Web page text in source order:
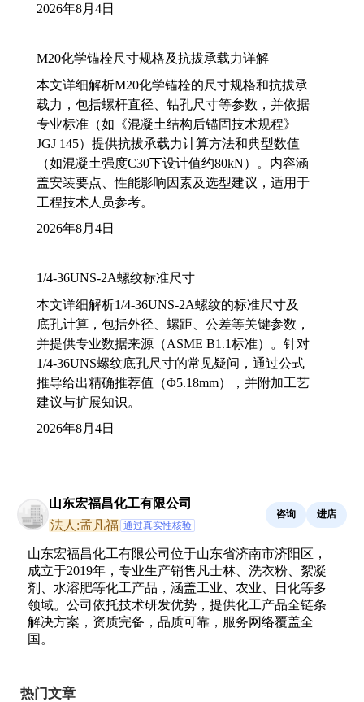
2026年8月4日
M20化学锚栓尺寸规格及抗拔承载力详解
本文详细解析M20化学锚栓的尺寸规格和抗拔承
载力，包括螺杆直径、钻孔尺寸等参数，并依据
专业标准（如《混凝土结构后锚固技术规程》
JGJ 145）提供抗拔承载力计算方法和典型数值
（如混凝土强度C30下设计值约80kN）。内容涵
盖安装要点、性能影响因素及选型建议，适用于
工程技术人员参考。
2026年8月4日
1/4-36UNS-2A螺纹标准尺寸
本文详细解析1/4-36UNS-2A螺纹的标准尺寸及
底孔计算，包括外径、螺距、公差等关键参数，
并提供专业数据来源（ASME B1.1标准）。针对
1/4-36UNS螺纹底孔尺寸的常见疑问，通过公式
推导给出精确推荐值（Φ5.18mm），并附加工艺
建议与扩展知识。
2026年8月4日
山东宏福昌化工有限公司
法人:孟凡福 通过真实性核验
咨询 进店
山东宏福昌化工有限公司位于山东省济南市济阳区，
成立于2019年，专业生产销售凡士林、洗衣粉、絮凝
剂、水溶肥等化工产品，涵盖工业、农业、日化等多
领域。公司依托技术研发优势，提供化工产品全链条
解决方案，资质完备，品质可靠，服务网络覆盖全
国。
热门文章